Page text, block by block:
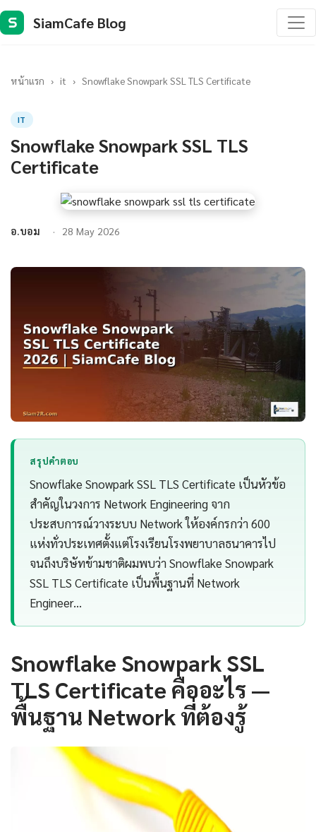
S SiamCafe Blog
หน้าแรก › it › Snowflake Snowpark SSL TLS Certificate
IT
Snowflake Snowpark SSL TLS
Certificate
อ.บอม 28 May 2026
สรุปคำตอบ
Snowflake Snowpark SSL TLS Certificate เป็นหัวข้อ
สำคัญในวงการ Network Engineering จาก
ประสบการณ์วางระบบ Network ให้องค์กรกว่า 600
แห่งทั่วประเทศตั้งแต่โรงเรียนโรงพยาบาลธนาคารไป
จนถึงบริษัทข้ามชาติผมพบว่า Snowflake Snowpark
SSL TLS Certificate เป็นพื้นฐานที่ Network
Engineer…
Snowflake Snowpark SSL
TLS Certificate คืออะไร —
พื้นฐาน Network ที่ต้องรู้